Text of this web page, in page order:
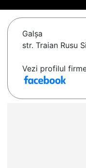
Galşa
str. Traian Rusu
Vezi profilul